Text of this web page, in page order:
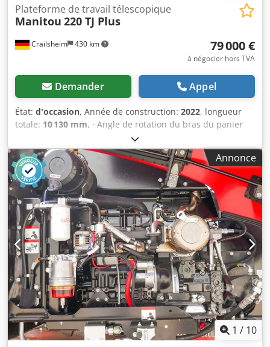
Crailsheim 430 km
Plateforme de travail télescopique
Manitou 220 TJ Plus
79 000 €
à négocier hors TVA
Demander Appel
État: d'occasion, Année de construction: 2022, longueur
totale: 10 130 mm, · Angle de rotation du bras du panier
(haut/bas) +70°/-63° · Rotation de la superstructure 360° ·
Rotation du panier de travail (droite/gauche) 90°/90° ·
Rayon de braquage intérieur 2 m · rayon de braquage
extérieur 4,40 m · Vitesse de conduite - mode transport :
4,90 km/h · Vitesse de déplacement - mode de travail : 1
km/h · Capacité d'escalade : 40 % · Inclinaison admissible
en mode travail : 4 ° · Pneus en caoutchouc plein vulcanisé
· Roues motrices (avant/arrière) : 2/2 · Volants
(avant/arrière) : 2/2 Dcjdpfx Ajzrp Iroansk · Roues/roues
freinées : 2/2 · Fabricant/modèle de moteur : Yanmar -
3TNV88C-DMU · Norme moteur : Stage V · Puissance /
puissance nominale du moteur à combustion : 36,20 Hp /
27,50 kW · Pression au sol : 18,20 dan/cm2 · Pression
hydraulique : 400 bars · Capacité du réservoir hydraulique
: 94 l · Capacité du réservoir de carburant : 72L · Bruit
ambiant (LwA) : < 106 dB
Annonce
1 / 10